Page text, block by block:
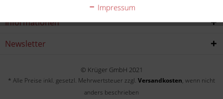
Informationen
Newsletter
© Krüger GmbH 2021
* Alle Preise inkl. gesetzl. Mehrwertsteuer zzgl. Versandkosten, wenn nicht
anders beschrieben
Impressum